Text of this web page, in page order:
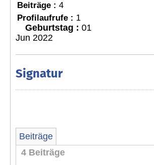
Beiträge : 4
Profilaufrufe : 1
Geburtstag : 01
Jun 2022
Signatur
Beiträge
4 Beiträge